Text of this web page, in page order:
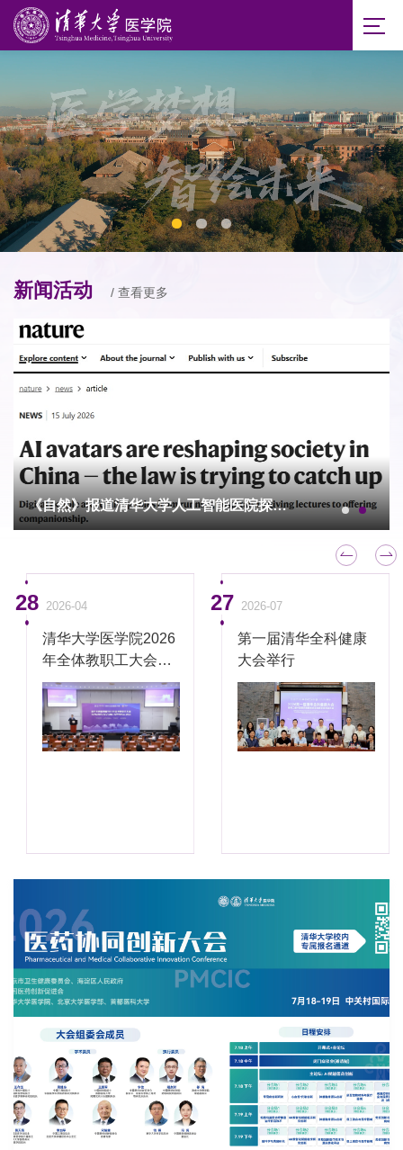
新闻活动 / 查看更多
《自然》报道清华大学人工智能医院探索实践
28 2026-04
清华大学医学院2026
年全体教职工大会举
行
27 2026-07
第一届清华全科健康
大会举行